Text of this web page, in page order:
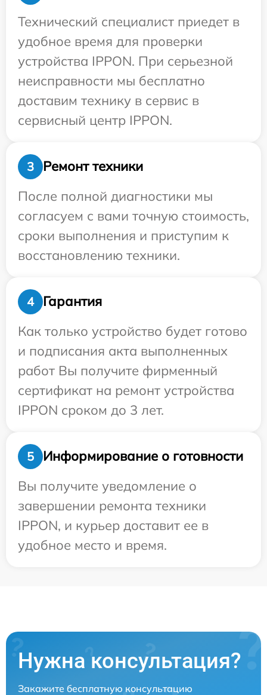
Технический специалист приедет в
удобное время для проверки
устройства IPPON. При серьезной
неисправности мы бесплатно
доставим технику в сервис в
сервисный центр IPPON.
3
Ремонт техники
После полной диагностики мы
согласуем с вами точную стоимость,
сроки выполнения и приступим к
восстановлению техники.
4
Гарантия
Как только устройство будет готово
и подписания акта выполненных
работ Вы получите фирменный
сертификат на ремонт устройства
IPPON сроком до 3 лет.
5
Информирование о готовности
Вы получите уведомление о
завершении ремонта техники
IPPON, и курьер доставит ее в
удобное место и время.
Нужна консультация?
Закажите бесплатную консультацию